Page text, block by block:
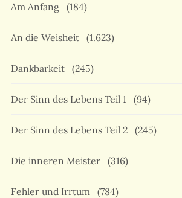
Am Anfang (184)
An die Weisheit (1.623)
Dankbarkeit (245)
Der Sinn des Lebens Teil 1 (94)
Der Sinn des Lebens Teil 2 (245)
Die inneren Meister (316)
Fehler und Irrtum (784)